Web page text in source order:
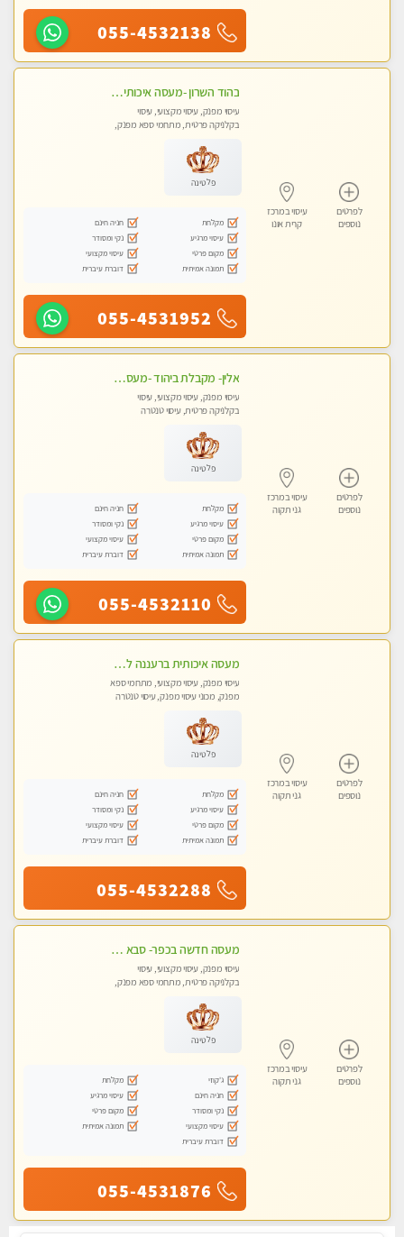
055-4532138
לפרטים
נוספים
עיסוי במרכז
קרית אונו
בהוד השרון -מעסה איכותית למאסז מקצועי ומפנק לכל שרירי הגוף
עיסוי מפנק, עיסוי מקצועי, עיסוי
בקלניקה פרטית, מתחמי ספא מפנק,
פלטינה
מקלחת
חניה חינם
עיסוי מרגיע
נקי ומסודר
מקום פרטי
עיסוי מקצועי
תמונה אמיתית
דוברת עיברית
055-4531952
לפרטים
נוספים
עיסוי במרכז
גני תקוה
אלין- מקבלת ביהוד -מעסה פרטית ואיכותית לבד ביהוד . עיסוי מפנק אצלי ביהוד
עיסוי מפנק, עיסוי מקצועי, עיסוי
בקלניקה פרטית, עיסוי טנטרה
פלטינה
מקלחת
חניה חינם
עיסוי מרגיע
נקי ומסודר
מקום פרטי
עיסוי מקצועי
תמונה אמיתית
דוברת עיברית
055-4532110
לפרטים
נוספים
עיסוי במרכז
גני תקוה
מעסה איכותית ברעננה למאסז מקצועי ומפנק לכל שרירי הגוף
עיסוי מפנק, עיסוי מקצועי, מתחמי ספא
מפנק, מכוני עיסוי מפנק, עיסוי טנטרה
פלטינה
מקלחת
חניה חינם
עיסוי מרגיע
נקי ומסודר
מקום פרטי
עיסוי מקצועי
תמונה אמיתית
דוברת עיברית
055-4532288
לפרטים
נוספים
עיסוי במרכז
גני תקוה
מעסה חדשה בכפר- סבא מוזמן לחוויה בלתי נשכחת!!!עיסוי מפנק ומקצועי ביותר במקום פרטי לחלוטין!
עיסוי מפנק, עיסוי מקצועי, עיסוי
בקלניקה פרטית, מתחמי ספא מפנק,
פלטינה
ג'קוזי
מקלחת
חניה חינם
עיסוי מרגיע
נקי ומסודר
מקום פרטי
עיסוי מקצועי
תמונה אמיתית
דוברת עיברית
055-4531876